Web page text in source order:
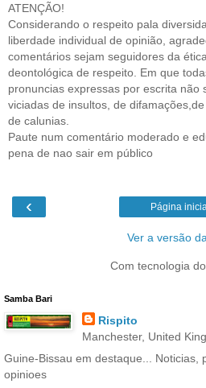
ATENÇÃO!
Considerando o respeito pala
liberdade individual de opinião,
comentários sejam seguidores da ética
deontológica de respeito. Em que
pronuncias expressas por escrita não
viciadas de insultos, de
de calunias.
Paute num comentário moderado e
pena de nao sair em público
‹ Página
Ver a versão
Com tecnologia do
Samba Bari
Rispito
Manchester, United
Guine-Bissau em destaque... Noticias,
opinioes